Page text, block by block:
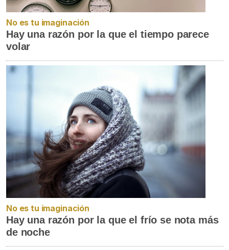
No es tu imaginación
Hay una razón por la que el tiempo parece
volar
No es tu imaginación
Hay una razón por la que el frío se nota más
de noche